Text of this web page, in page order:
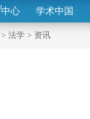
中心 学术中国
> 法学 > 资讯